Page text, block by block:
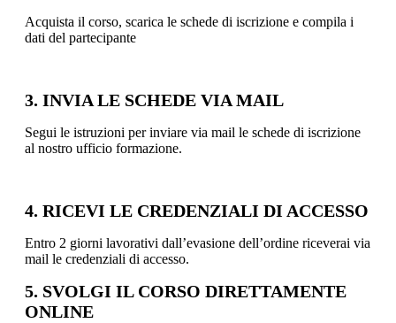
Acquista il corso, scarica le schede di iscrizione e compila i
dati del partecipante
3. INVIA LE SCHEDE VIA MAIL
Segui le istruzioni per inviare via mail le schede di iscrizione
al nostro ufficio formazione.
4. RICEVI LE CREDENZIALI DI ACCESSO
Entro 2 giorni lavorativi dall’evasione dell’ordine riceverai via
mail le credenziali di accesso.
5. SVOLGI IL CORSO DIRETTAMENTE
ONLINE